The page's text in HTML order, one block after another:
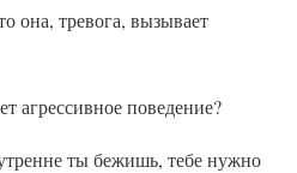
она, тревога, вызывает
агрессивное поведение?
ты бежишь, тебе нужно